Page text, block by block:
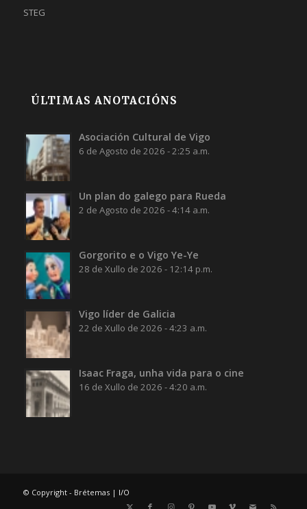
STEG
ÚLTIMAS ANOTACIÓNS
Asociación Cultural de Vigo
6 de Agosto de 2026 - 2:25 a.m.
Un plan do galego para Rueda
2 de Agosto de 2026 - 4:14 a.m.
Gorgorito e o Vigo Ye-Ye
28 de Xullo de 2026 - 12:14 p.m.
Vigo líder de Galicia
22 de Xullo de 2026 - 4:23 a.m.
Isaac Fraga, unha vida para o cine
16 de Xullo de 2026 - 4:20 a.m.
© Copyright - Brétemas | I/O